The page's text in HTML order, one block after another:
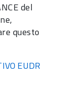
del
questo
EUDR